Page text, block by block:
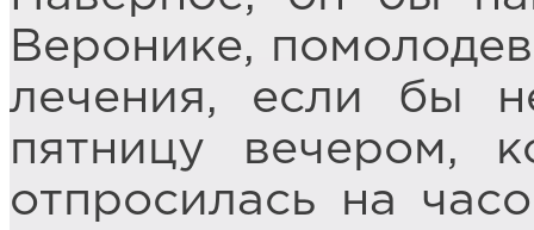
Веронике,
лечения, если бы
пятницу вечером,
отпросилась на